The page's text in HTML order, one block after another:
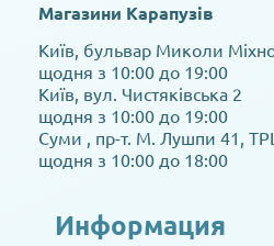
Магазини Карапузів
Київ, бульвар Миколи
щодня з 10:00 до 19:00
Київ, вул. Чистяківська 2
щодня з 10:00 до 19:00
Суми , пр-т. М. Лушпи 41,
щодня з 10:00 до 18:00
Информация